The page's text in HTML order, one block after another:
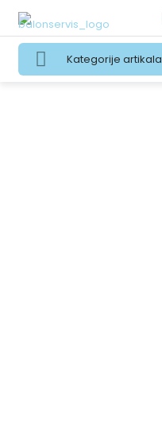
Kategorije artikala